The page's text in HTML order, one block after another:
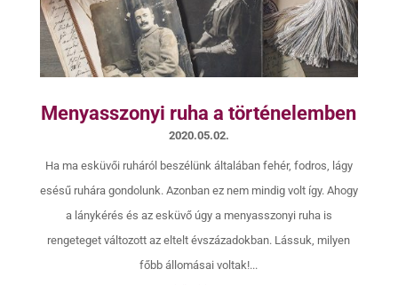
Menyasszonyi ruha a történelemben
2020.05.02.
Ha ma esküvői ruháról beszélünk általában fehér, fodros, lágy
esésű ruhára gondolunk. Azonban ez nem mindig volt így. Ahogy
a lánykérés és az esküvő úgy a menyasszonyi ruha is
rengeteget változott az eltelt évszázadokban. Lássuk, milyen
főbb állomásai voltak!...